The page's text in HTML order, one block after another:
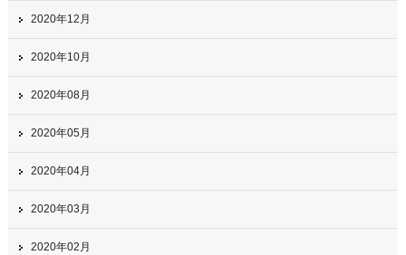
2020年12月
2020年10月
2020年08月
2020年05月
2020年04月
2020年03月
2020年02月